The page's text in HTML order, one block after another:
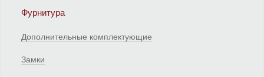
Фурнитура
Дополнительные комплектующие
Замки